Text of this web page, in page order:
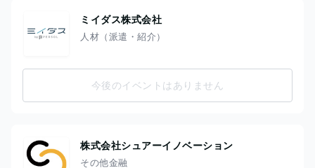
ミイダス株式会社
人材（派遣・紹介）
今後のイベントはありません
株式会社シュアーイノベーション
その他金融